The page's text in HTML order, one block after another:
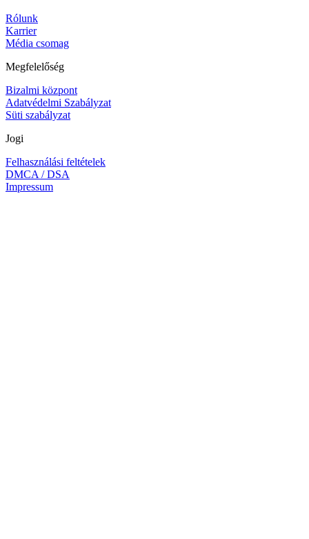
Rólunk
Karrier
Média csomag
Megfelelőség
Bizalmi központ
Adatvédelmi Szabályzat
Süti szabályzat
Jogi
Felhasználási feltételek
DMCA / DSA
Impressum